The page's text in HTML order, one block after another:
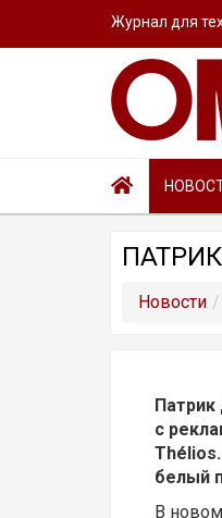
Журнал для
Новости
Патрик
с
белый
В